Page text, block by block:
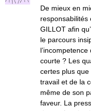
De mieux en
responsabilités
GILLOT afin
le parcours
courte ? Les
certes plus que
travail et de la
même de son
faveur. La